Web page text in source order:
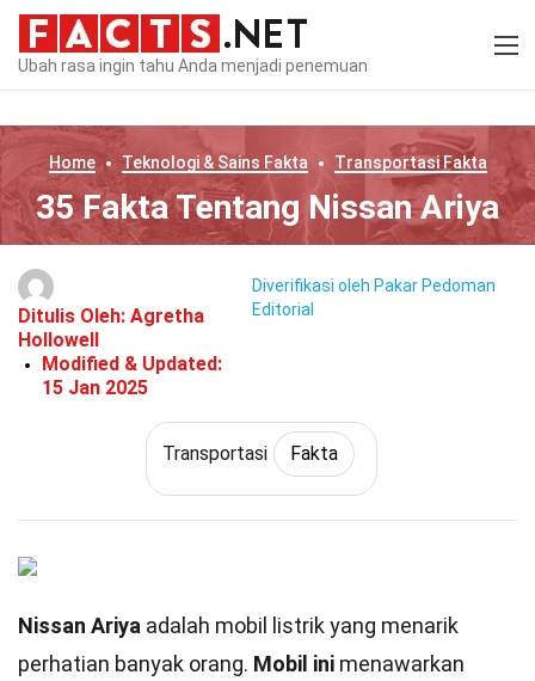
Ubah rasa ingin tahu Anda menjadi penemuan
Home Teknologi & Sains Fakta TransportasiFakta
35 Fakta Tentang Nissan Ariya
Ditulis Oleh: Agretha
Hollowell
Modified & Updated:
15 Jan 2025
Diverifikasi oleh Pakar Pedoman
Editorial
Transportasi Fakta
Nissan Ariya adalah mobil listrik yang menarik
perhatian banyak orang. Mobil ini menawarkan